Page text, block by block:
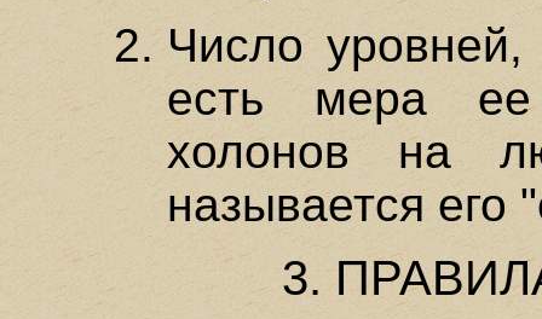
Число
есть мера
холонов на
называется
3.